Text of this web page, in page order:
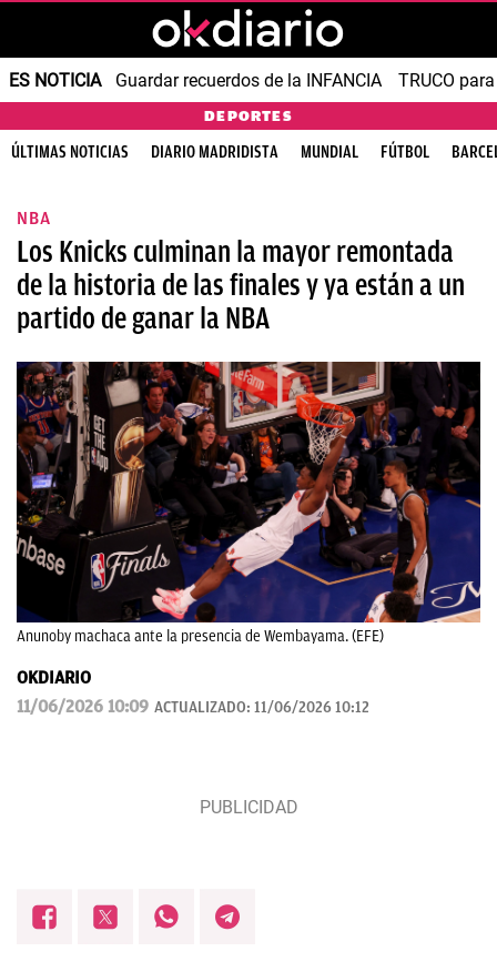
ES NOTICIA Guardar recuerdos de la INFANCIA TRUCO
DEPORTES
ÚLTIMAS NOTICIAS DIARIO MADRIDISTA MUNDIAL FÚTBOL
NBA
Los Knicks culminan la mayor remontada
de la historia de las finales y ya están a un
partido de ganar la NBA
Anunoby machaca ante la presencia de Wembayama. (EFE)
OKDIARIO
11/06/2026 10:09 ACTUALIZADO: 11/06/2026 10:12